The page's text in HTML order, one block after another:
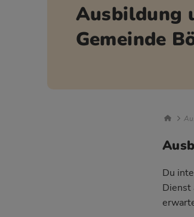
Ausbildung
Gemeinde
Du
Dienst